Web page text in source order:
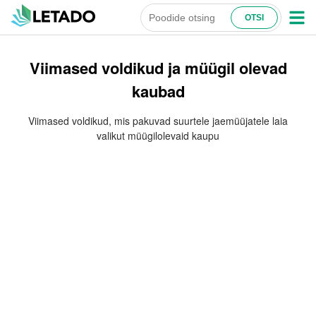
Viimased voldikud ja müügil olevad
kaubad
Viimased voldikud, mis pakuvad suurtele jaemüüjatele laia
valikut müügilolevaid kaupu